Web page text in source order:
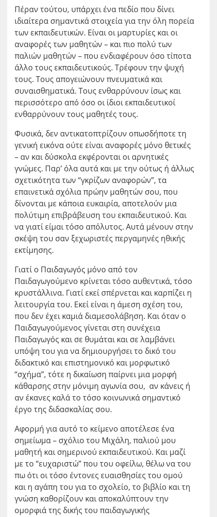
Πέραν τούτου, υπάρχει ένα πεδίο που δίνει
ιδιαίτερα σημαντικά στοιχεία για την όλη πορεία
των εκπαιδευτικών. Είναι οι μαρτυρίες και οι
αναφορές των μαθητών – και πιο πολύ των
παλιών μαθητών – που ενδιαφέρουν όσο τίποτα
άλλο τους εκπαιδευτικούς. Τρέφουν την ψυχή
τους. Τους απογειώνουν πνευματικά και
συναισθηματικά. Τους ενθαρρύνουν ίσως και
περισσότερο από όσο οι ίδιοι εκπαιδευτικοί
ενθαρρύνουν τους μαθητές τους.
Φυσικά, δεν αντικατοπτρίζουν οπωσδήποτε τη
γενική εικόνα ούτε είναι αναφορές μόνο θετικές
– αν και δύσκολα εκφέρονται οι αρνητικές
γνώμες. Παρ’ όλα αυτά και με την ούτως ή άλλως
σχετικότητα των “γκρίζων αναφορών”, τα
επαινετικά σχόλια πρώην μαθητών σου, που
δίνονται με κάποια ευκαιρία, αποτελούν μια
πολύτιμη επιβράβευση του εκπαιδευτικού. Και
να γιατί είμαι τόσο απόλυτος. Αυτά μένουν στην
σκέψη του σαν ξεχωριστές περγαμηνές ηθικής
εκτίμησης.
Γιατί ο Παιδαγωγός μόνο από τον
Παιδαγωγούμενο κρίνεται τόσο αυθεντικά, τόσο
κρυστάλλινα. Γιατί εκεί σπέρνεται και καρπίζει η
λειτουργία του. Εκεί είναι η άμεση σχέση του,
που δεν έχει καμιά διαμεσολάβηση. Και όταν ο
Παιδαγωγούμενος γίνεται στη συνέχεια
Παιδαγωγός και σε θυμάται και σε λαμβάνει
υπόψη του για να δημιουργήσει το δικό του
διδακτικό και επιστημονικό και μορφωτικό
“σχήμα”, τότε η δικαίωση παίρνει μια μορφή
κάθαρσης στην μόνιμη αγωνία σου, αν κάνεις ή
αν έκανες καλά το τόσο κοινωνικά σημαντικό
έργο της διδασκαλίας σου.
Αφορμή για αυτό το κείμενο αποτέλεσε ένα
σημείωμα – σχόλιο του Μιχάλη, παλιού μου
μαθητή και σημερινού εκπαιδευτικού. Και μαζί
με το “ευχαριστώ” που του οφείλω, θέλω να του
πω ότι οι τόσο έντονες ευαισθησίες του ομού
και η αγάπη του για το σχολείο, το βιβλίο και τη
γνώση καθορίζουν και αποκαλύπτουν την
ομορφιά της δικής του παιδαγωγικής